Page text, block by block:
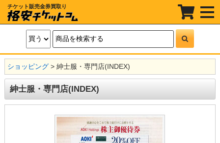
チケット販売金券買取り
t
o
g
n
a
i
i
ショッピング> 紳士服・専門店(INDEX)
紳士服・専門店(INDEX)